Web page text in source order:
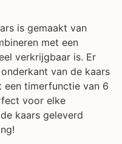
is gemaakt van
met een
verkrijgbaar is. Er
van de kaars
een timerfunctie van 6
voor elke
kaars geleverd